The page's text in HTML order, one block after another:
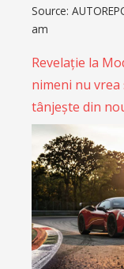
Source:
am
Revelație la
nimeni nu
tânjește din